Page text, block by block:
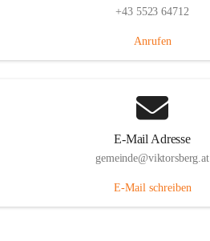
+43 5523 64712
Anrufen
E-Mail Adresse
gemeinde@viktorsberg.at
E-Mail schreiben